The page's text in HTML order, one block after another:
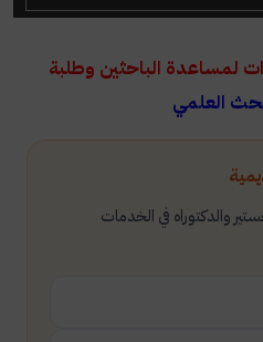
والدكتوراه في الخدمات
لمساعدة الباحثين وطلبة
العلمي